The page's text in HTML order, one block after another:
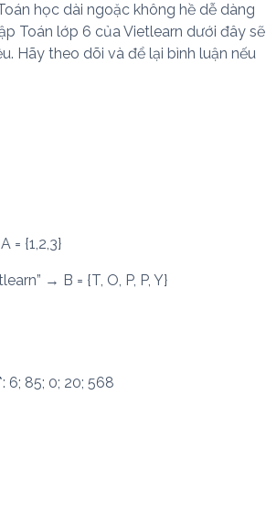
học dài ngoặc không hề dễ dàng
Toán lớp 6 của Vietlearn dưới đây sẽ
Hãy theo dõi và để lại bình luận nếu
= {1,2,3}
→ B = {T, O, P, P, Y}
6; 85; 0; 20; 568